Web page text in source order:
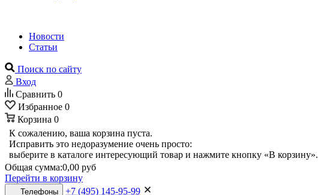
Новости
Статьи
Поиск по сайту
Вход
Сравнить 0
Избранное 0
Корзина 0
К сожалению, ваша корзина пуста.
Исправить это недоразумение очень просто:
выберите в каталоге интересующий товар и нажмите кнопку «В корзину».
Общая сумма:0,00 руб
Перейти в корзину
Телефоны
+7 (495) 145-95-99